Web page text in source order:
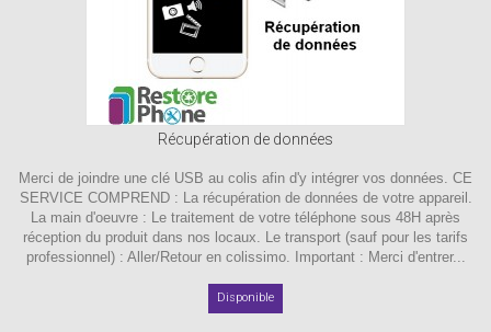
Récupération de données
Merci de joindre une clé USB au colis afin d'y intégrer vos données. CE
SERVICE COMPREND : La récupération de données de votre appareil.
La main d'oeuvre : Le traitement de votre téléphone sous 48H après
réception du produit dans nos locaux. Le transport (sauf pour les tarifs
professionnel) : Aller/Retour en colissimo. Important : Merci d'entrer...
Disponible